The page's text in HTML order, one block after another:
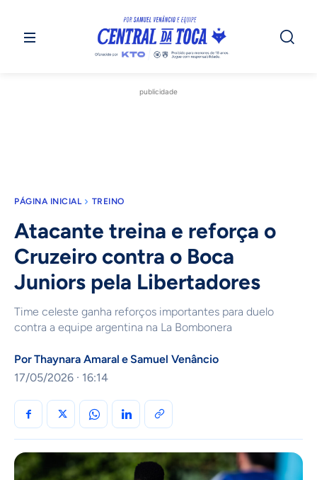
publicidade
PÁGINA INICIAL TREINO
Atacante treina e reforça o
Cruzeiro contra o Boca
Juniors pela Libertadores
Time celeste ganha reforços importantes para duelo
contra a equipe argentina na La Bombonera
PorThaynara Amaral e Samuel Venâncio
17/05/2026 · 16:14